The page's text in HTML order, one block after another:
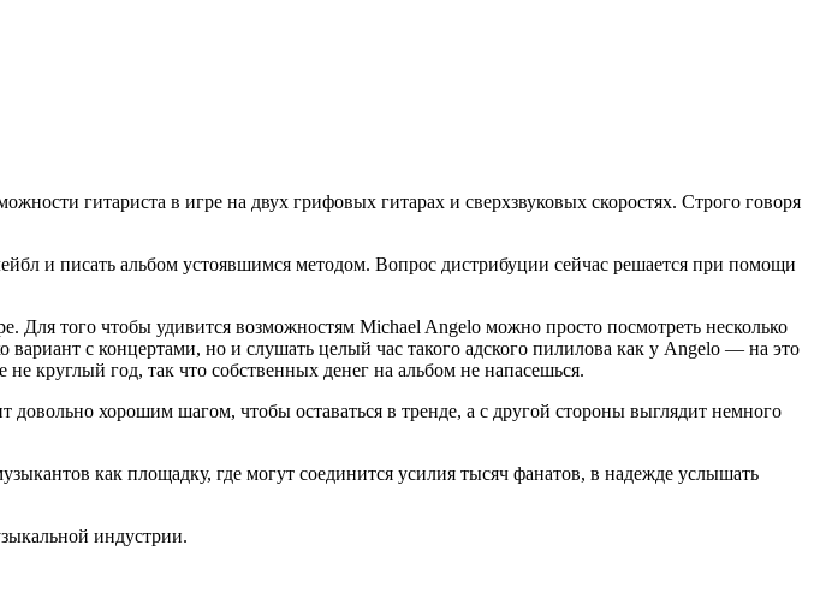
гитариста в игре на двух грифовых гитарах и сверхзвуковых скоростях. Строго говоря
и писать альбом устоявшимся методом. Вопрос дистрибуции сейчас решается при помощи
Для того чтобы удивится возможностям Michael Angelo можно просто посмотреть несколько
вариант с концертами, но и слушать целый час такого адского пилилова как у Angelo — на это
круглый год, так что собственных денег на альбом не напасешься.
хорошим шагом, чтобы оставаться в тренде, а с другой стороны выглядит немного
как площадку, где могут соединится усилия тысяч фанатов, в надежде услышать
индустрии.